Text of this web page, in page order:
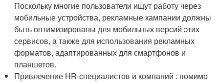
Поскольку многие пользователи ищут работу через
мобильные устройства, рекламные кампании должны
быть оптимизированы для мобильных версий этих
сервисов, а также для использования рекламных
форматов, адаптированных для смартфонов и
планшетов.
Привлечение HR-специалистов и компаний : помимо